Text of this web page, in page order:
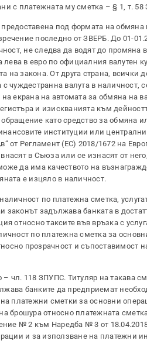
с платежната му сметка – § 1, т.
под формата на обмяна
последно от ЗВЕРБ. До 01-
не следва да водят до промяна
в евро по официалния валутен
на закона. От друга страна, всички
чуждестранна валута в наличност,
екрана на автомата за обмяна на
и изискванията към
като средство за обмяна
институции или
от Регламент (ЕС) 2018/1672 на
в Съюза или се изнасят от
да има качеството на
е изцяло в наличност.
по платежна сметка,
законът задължава банката в
относно таксите във връзка с
по платежна сметка за
прозрачност и съпоставимост
чл. 118 ЗПУПС. Титуляр на такава
банките да предприемат
платежни сметки за основни
брошура относно платежната
№ 2 към Наредба № 3 от
и за използване на платежни